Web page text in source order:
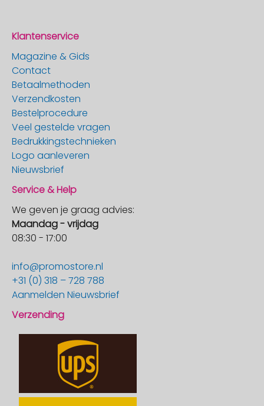
Klantenservice
Magazine & Gids
Contact
Betaalmethoden
Verzendkosten
Bestelprocedure
Veel gestelde vragen
Bedrukkingstechnieken
Logo aanleveren
Nieuwsbrief
Service & Help
We geven je graag advies:
Maandag - vrijdag
08:30 - 17:00
info@promostore.nl
+31 (0) 318 – 728 788
Aanmelden Nieuwsbrief
Verzending